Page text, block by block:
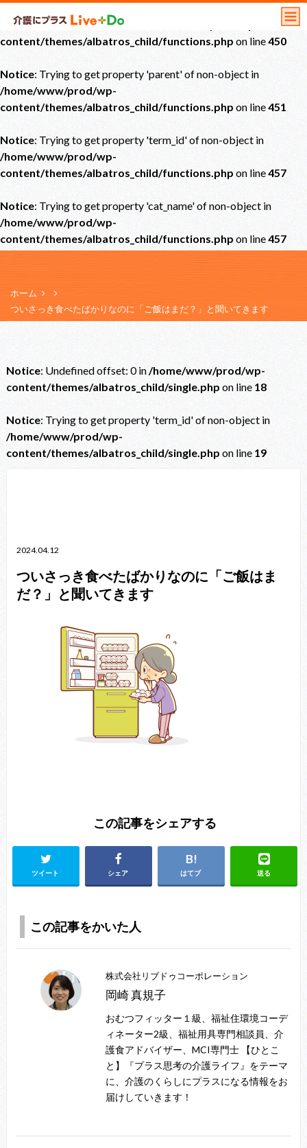
Notice: Undefined offset: 0 in
content/themes/albatros_child/functions.php on line450
Notice: Trying to get property 'parent' of non-object in
/home/www/prod/wp-
content/themes/albatros_child/functions.php on line451
Notice: Trying to get property 'term_id' of non-object in
/home/www/prod/wp-
content/themes/albatros_child/functions.php on line457
Notice: Trying to get property 'cat_name' of non-object in
/home/www/prod/wp-
content/themes/albatros_child/functions.php on line457
ホーム
ついさっき食べたばかりなのに「ご飯はまだ？」と聞いてきます
Notice: Undefined offset: 0 in/home/www/prod/wp-
content/themes/albatros_child/single.php on line 18
Notice: Trying to get property 'term_id' of non-object in
/home/www/prod/wp-
content/themes/albatros_child/single.php on line 19
2024.04.12
ついさっき食べたばかりなのに「ご飯はま
だ？」と聞いてきます
この記事をシェアする
ツイート シェア はてブ 送る
この記事をかいた人
株式会社リブドゥコーポレーション
岡崎 真規子
おむつフィッター１級、福祉住環境コーデ
ィネーター2級、福祉用具専門相談員、介
護食アドバイザー、MCI専門士 【ひとこ
と】『プラス思考の介護ライフ』をテーマ
に、介護のくらしにプラスになる情報をお
届けしていきます！